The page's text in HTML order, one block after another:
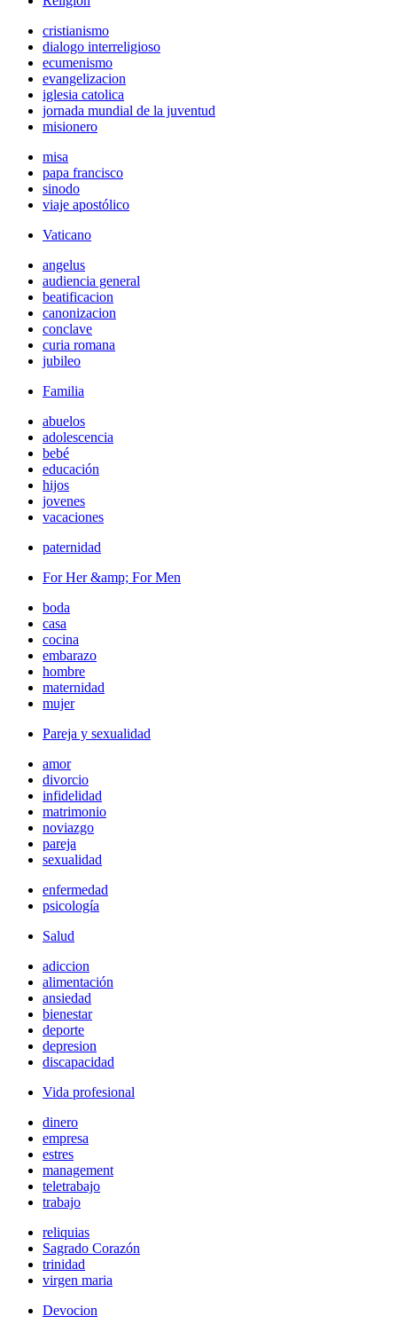
cristianismo
dialogo interreligioso
ecumenismo
evangelizacion
iglesia catolica
jornada mundial de la juventud
misionero
misa
papa francisco
sinodo
viaje apostólico
Vaticano
angelus
audiencia general
beatificacion
canonizacion
conclave
curia romana
jubileo
Familia
abuelos
adolescencia
bebé
educación
hijos
jovenes
vacaciones
paternidad
For Her &amp; For Men
boda
casa
cocina
embarazo
hombre
maternidad
mujer
Pareja y sexualidad
amor
divorcio
infidelidad
matrimonio
noviazgo
pareja
sexualidad
enfermedad
psicología
Salud
adiccion
alimentación
ansiedad
bienestar
deporte
depresion
discapacidad
Vida profesional
dinero
empresa
estres
management
teletrabajo
trabajo
reliquias
Sagrado Corazón
trinidad
virgen maria
Devocion